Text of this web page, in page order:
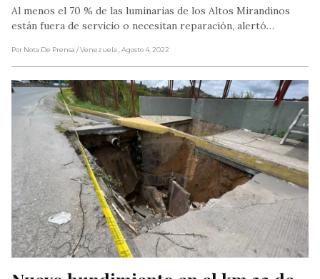
Al menos el 70 % de las luminarias de los Altos Mirandinos
están fuera de servicio o necesitan reparación, alertó…
Por Nota De Prensa / Venezuela , Agosto 4, 2022